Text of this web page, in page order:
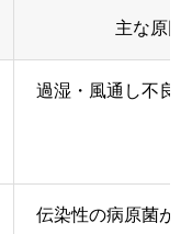
主な原因
過湿・風通し不良
伝染性の病原菌が